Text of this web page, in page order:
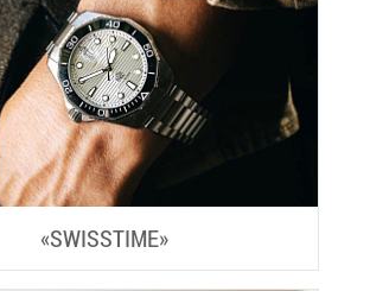
«SWISSTIME»